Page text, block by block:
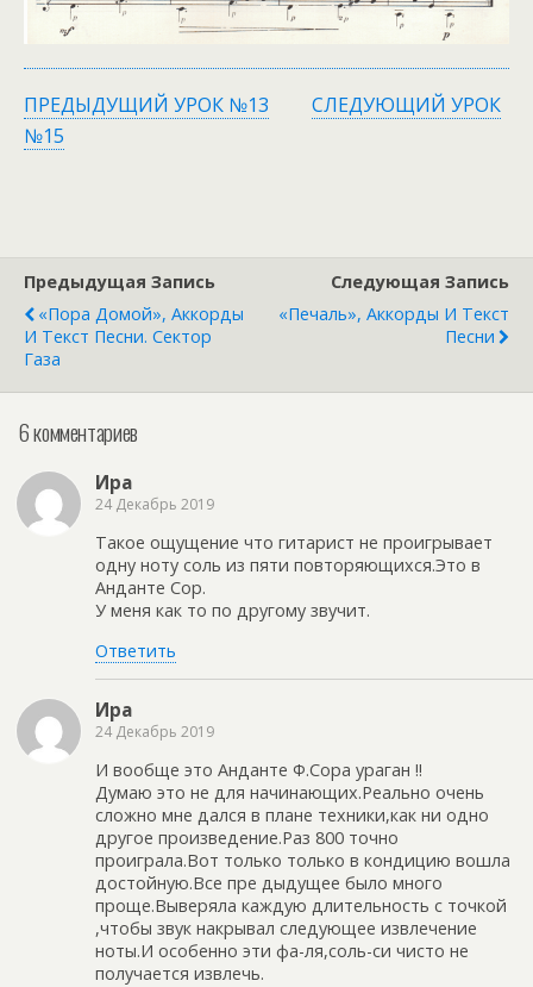
ПРЕДЫДУЩИЙ УРОК №13
СЛЕДУЮЩИЙ УРОК
№15
Предыдущая Запись
«Пора Домой», Аккорды
И Текст Песни. Сектор
Газа
Следующая Запись
«Печаль», Аккорды И Текст
Песни
6 комментариев
Ира
24 Декабрь 2019
Такое ощущение что гитарист не проигрывает
одну ноту соль из пяти повторяющихся.Это в
Анданте Сор.
У меня как то по другому звучит.
Ответить
Ира
24 Декабрь 2019
И вообще это Анданте Ф.Сора ураган !!
Думаю это не для начинающих.Реально очень
сложно мне дался в плане техники,как ни одно
другое произведение.Раз 800 точно
проиграла.Вот только только в кондицию вошла
достойную.Все пре дыдущее было много
проще.Выверяла каждую длительность с точкой
,чтобы звук накрывал следующее извлечение
ноты.И особенно эти фа-ля,соль-си чисто не
получается извлечь.